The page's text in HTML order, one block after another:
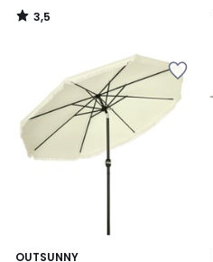
3,5
/
OUTSUNNY